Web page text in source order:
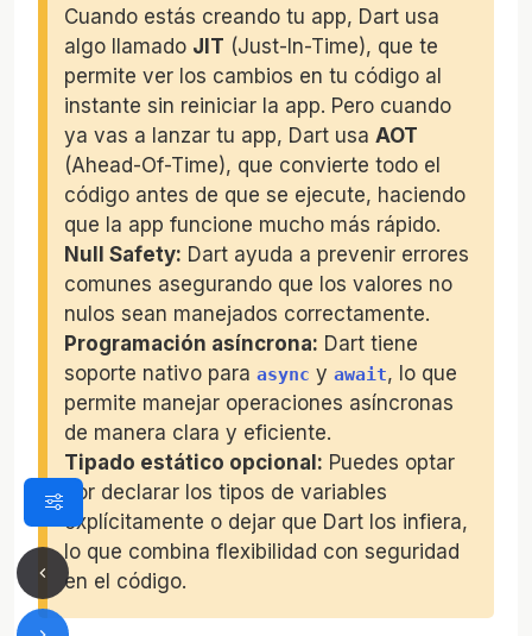
Cuando estás creando tu app, Dart usa
algo llamado JIT (Just-In-Time), que te
permite ver los cambios en tu código al
instante sin reiniciar la app. Pero cuando
ya vas a lanzar tu app, Dart usaAOT
(Ahead-Of-Time), que convierte todo el
código antes de que se ejecute, haciendo
que la app funcione mucho más rápido.
Null Safety: Dart ayuda a prevenir errores
comunes asegurando que los valores no
nulos sean manejados correctamente.
Programación asíncrona: Dart tiene
soporte nativo paraasync yawait, lo que
permite manejar operaciones asíncronas
de manera clara y eficiente.
Tipado estático opcional: Puedes optar
por declarar los tipos de variables
explícitamente o dejar que Dart los infiera,
lo que combina flexibilidad con seguridad
en el código.